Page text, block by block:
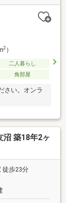
2）
二人暮らし
角部屋
さい。オンラ
沼 築18年2ヶ
徒歩23分